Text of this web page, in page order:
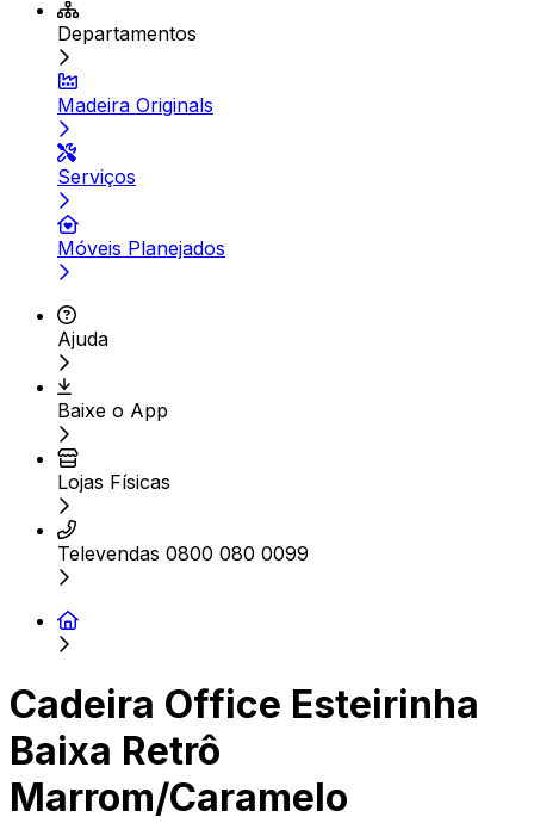
Departamentos
Madeira Originals
Serviços
Móveis Planejados
Ajuda
Baixe o App
Lojas Físicas
Televendas 0800 080 0099
Cadeira Office Esteirinha
Baixa Retrô
Marrom/Caramelo